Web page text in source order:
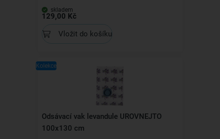
skladem
129,00 Kč
Vložit do košíku
Kolekce
Odsávací vak levandule UROVNEJTO
100x130 cm